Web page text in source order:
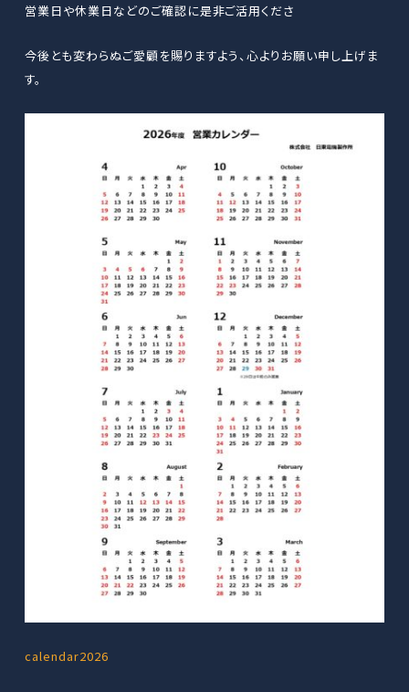
営業日や休業日などのご確認に是非ご活用くださ
今後とも変わらぬご愛顧を賜りますよう、心よりお願い申し上げま
す。
calendar2026